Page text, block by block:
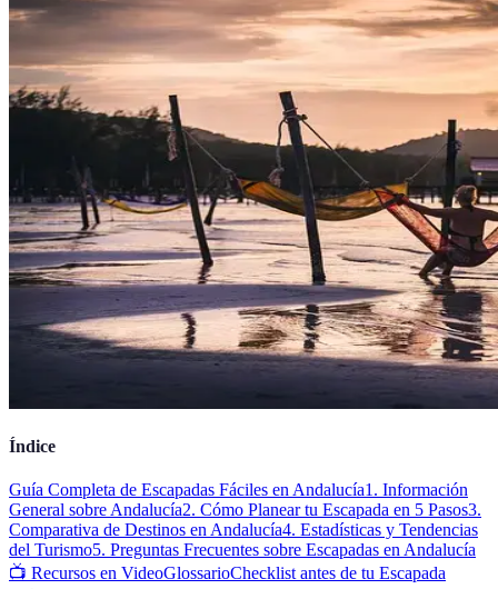
Índice
Guía Completa de Escapadas Fáciles en Andalucía1. Información
General sobre Andalucía2. Cómo Planear tu Escapada en 5 Pasos3.
Comparativa de Destinos en Andalucía4. Estadísticas y Tendencias
del Turismo5. Preguntas Frecuentes sobre Escapadas en Andalucía
📺 Recursos en VideoGlossarioChecklist antes de tu Escapada